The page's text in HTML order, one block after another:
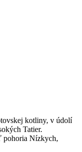
kotliny, v údolí
Tatier.
pohoria Nízkych,